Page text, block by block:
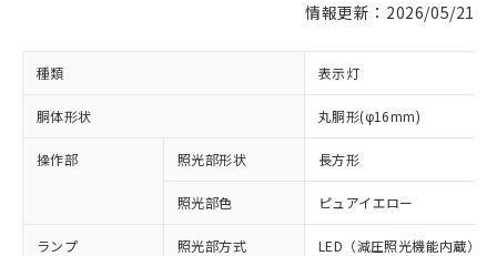
情報更新：2026/05/21
種類 表示灯
胴体形状 丸胴形(φ16mm)
操作部 照光部形状 長方形
照光部色 ピュアイエロー
ランプ 照光部方式 LED（減圧照光機能内蔵）